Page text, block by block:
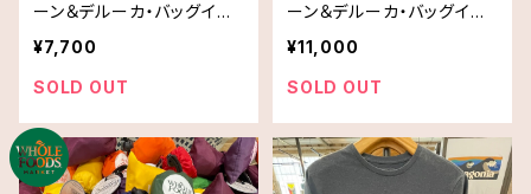
ーン＆デルーカ・バッグイン
バッグ スモールサイズ 送料
無料
¥7,700
SOLD OUT
ーン＆デルーカ・バッグイン
バッグ ラージサイズ 送料無
¥11,000
SOLD OUT